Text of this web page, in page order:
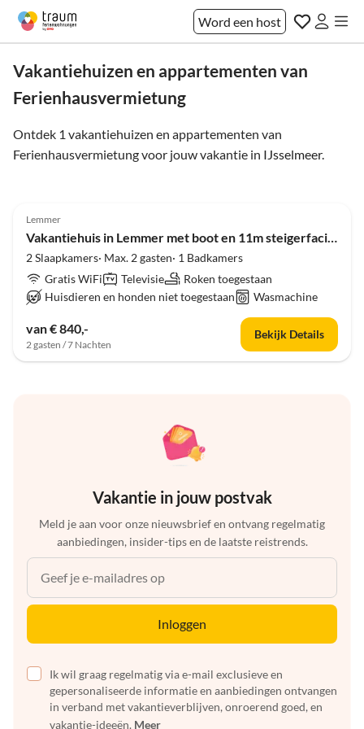
Word een host
Vakantiehuizen en appartementen van
Ferienhausvermietung
Ontdek 1 vakantiehuizen en appartementen van
Ferienhausvermietung voor jouw vakantie in IJsselmeer.
Lemmer
Vakantiehuis in Lemmer met boot en 11m steigerfaciliteit
2 Slaapkamers· Max. 2 gasten· 1 Badkamers
Gratis WiFi
Televisie
Roken toegestaan
Huisdieren en honden niet toegestaan
Wasmachine
van € 840,-
2 gasten / 7 Nachten
Bekijk Details
Vakantie in jouw postvak
Meld je aan voor onze nieuwsbrief en ontvang regelmatig
aanbiedingen, insider-tips en de laatste reistrends.
Inloggen
Ik wil graag regelmatig via e-mail exclusieve en
gepersonaliseerde informatie en aanbiedingen ontvangen
in verband met vakantieverblijven, onroerend goed, en
vakantie-ideeën. Meer